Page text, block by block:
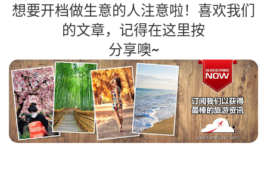
想要开档做生意的人注意啦！喜欢我们
的文章，记得在这里按
分享噢~